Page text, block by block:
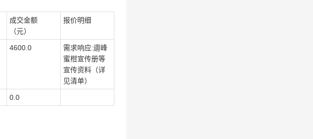
成交金额
（元）
报价明细
4600.0
需求响应:逥峰
蜜柑宣传册等
宣传资料（详
见清单）
0.0